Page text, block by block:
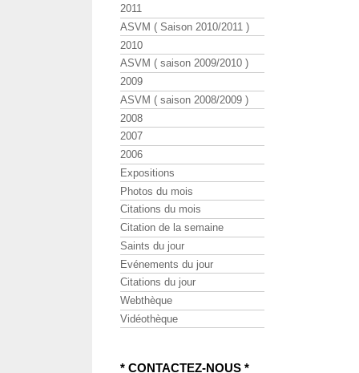
2011
ASVM ( Saison 2010/2011 )
2010
ASVM ( saison 2009/2010 )
2009
ASVM ( saison 2008/2009 )
2008
2007
2006
Expositions
Photos du mois
Citations du mois
Citation de la semaine
Saints du jour
Evénements du jour
Citations du jour
Webthèque
Vidéothèque
* CONTACTEZ-NOUS *